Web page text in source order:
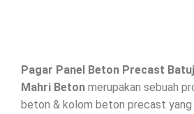
Pagar Panel Beton Precast
Mahri Beton merupakan sebuah
beton & kolom beton precast yang